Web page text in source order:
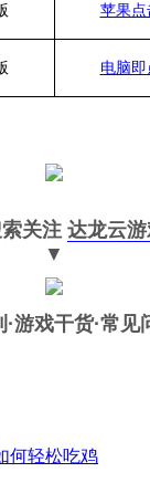
苹果点
电脑
关注 达龙云
▼
·游戏干货·常见
何轻松吃鸡